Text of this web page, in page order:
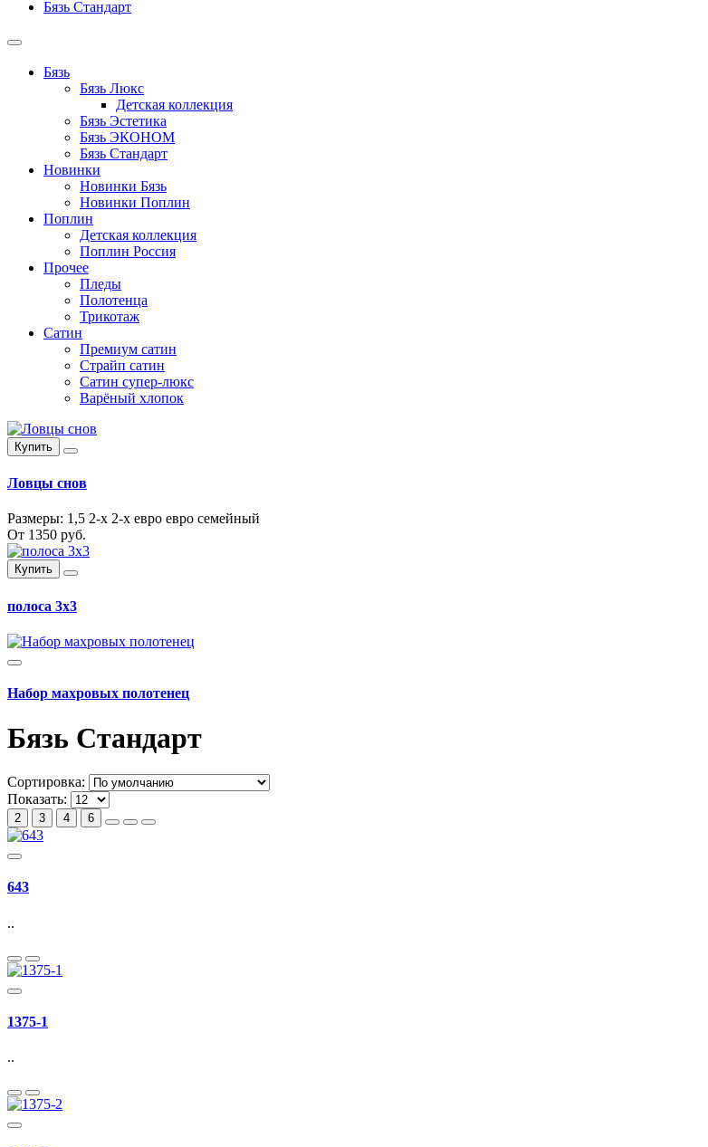
Бязь Стандарт
Бязь
Бязь Люкс
Детская коллекция
Бязь Эстетика
Бязь ЭКОНОМ
Бязь Стандарт
Новинки
Новинки Бязь
Новинки Поплин
Поплин
Детская коллекция
Поплин Россия
Прочее
Пледы
Полотенца
Трикотаж
Сатин
Премиум сатин
Страйп сатин
Сатин супер-люкс
Варёный хлопок
Купить
Ловцы снов
Размеры: 1,5 2-х 2-х евро евро семейный
От 1350 руб.
Купить
полоса 3х3
Набор махровых полотенец
Бязь Стандарт
Сортировка:
Показать:
2 3 4 6
643
..
1375-1
..